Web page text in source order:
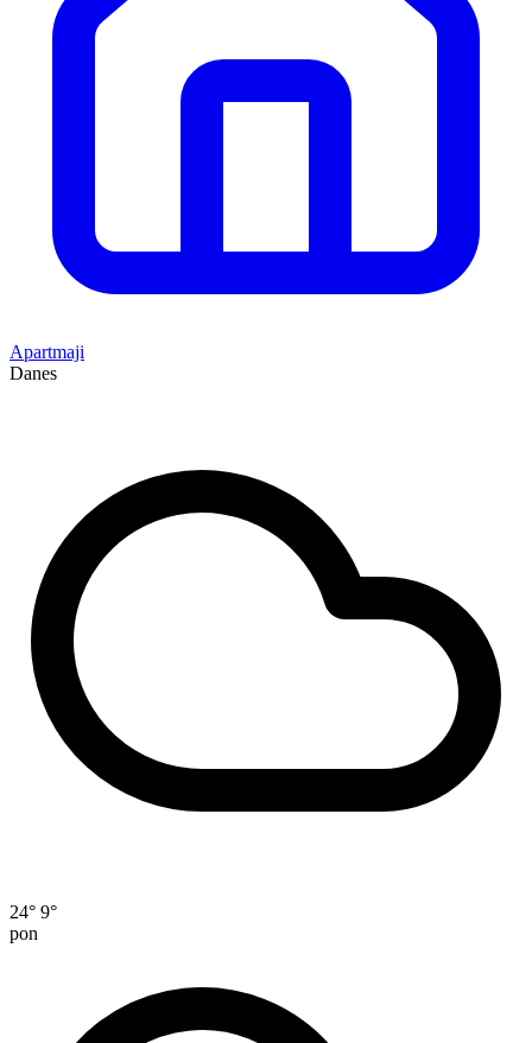
Apartmaji
Danes
24° 9°
pon